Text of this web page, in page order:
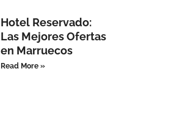
Hotel Reservado:
Las Mejores Ofertas
en Marruecos
Read More »